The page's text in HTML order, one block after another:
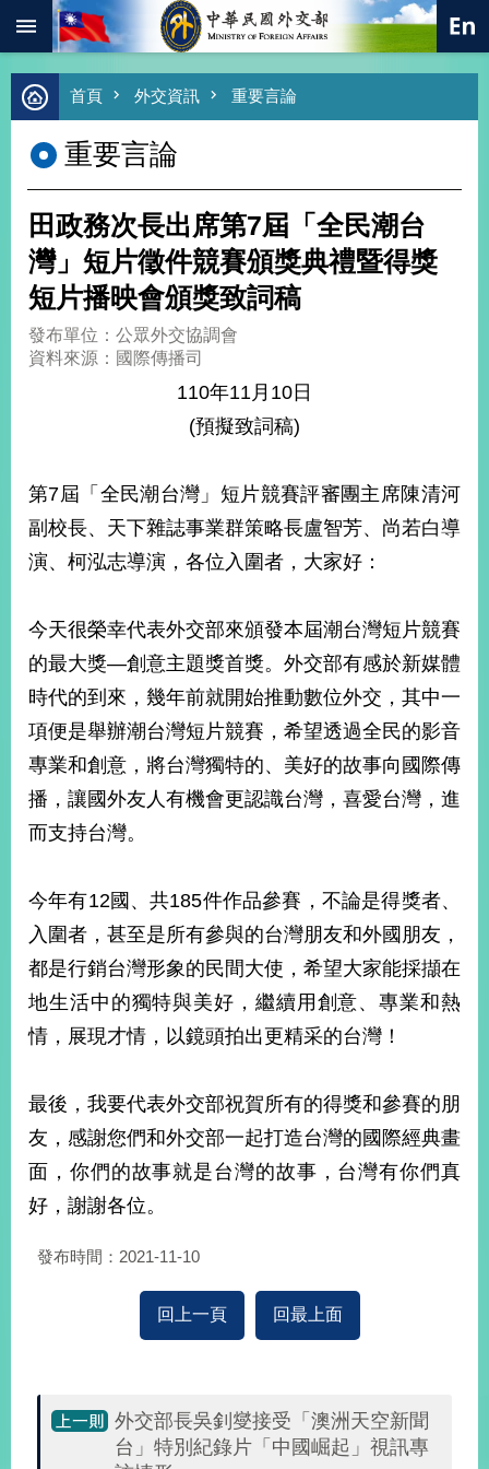
跳到主要內容區塊
進
階
尋
熱
總
合
外
交
經
濟
不
台
海
和
平
護
照
回
頁
站
導
覽
關
於
本
部
新
心
外
交
資
訊
國
首頁 外交資訊 重要言論
重要言論
田政務次長出席第7屆「全民潮台
灣」短片徵件競賽頒獎典禮暨得獎
短片播映會頒獎致詞稿
發布單位：公眾外交協調會
資料來源：國際傳播司
110年11月10日
(預擬致詞稿)
第7屆「全民潮台灣」短片競賽評審團主席陳清河
副校長、天下雜誌事業群策略長盧智芳、尚若白導
演、柯泓志導演，各位入圍者，大家好：
今天很榮幸代表外交部來頒發本屆潮台灣短片競賽
的最大獎—創意主題獎首獎。外交部有感於新媒體
時代的到來，幾年前就開始推動數位外交，其中一
項便是舉辦潮台灣短片競賽，希望透過全民的影音
專業和創意，將台灣獨特的、美好的故事向國際傳
播，讓國外友人有機會更認識台灣，喜愛台灣，進
而支持台灣。
今年有12國、共185件作品參賽，不論是得獎者、
入圍者，甚至是所有參與的台灣朋友和外國朋友，
都是行銷台灣形象的民間大使，希望大家能採擷在
地生活中的獨特與美好，繼續用創意、專業和熱
情，展現才情，以鏡頭拍出更精采的台灣！
最後，我要代表外交部祝賀所有的得獎和參賽的朋
友，感謝您們和外交部一起打造台灣的國際經典畫
面，你們的故事就是台灣的故事，台灣有你們真
好，謝謝各位。
發布時間：2021-11-10
回上一頁 回最上面
外交部長吳釗燮接受「澳洲天空新聞
台」特別紀錄片「中國崛起」視訊專